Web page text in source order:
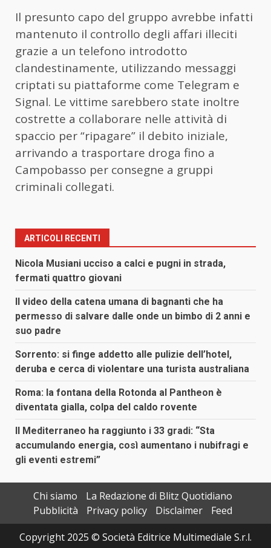
Il presunto capo del gruppo avrebbe infatti
mantenuto il controllo degli affari illeciti
grazie a un telefono introdotto
clandestinamente, utilizzando messaggi
criptati su piattaforme come Telegram e
Signal. Le vittime sarebbero state inoltre
costrette a collaborare nelle attività di
spaccio per “ripagare” il debito iniziale,
arrivando a trasportare droga fino a
Campobasso per consegne a gruppi
criminali collegati.
ARTICOLI RECENTI
Nicola Musiani ucciso a calci e pugni in strada,
fermati quattro giovani
Il video della catena umana di bagnanti che ha
permesso di salvare dalle onde un bimbo di 2 anni e
suo padre
Sorrento: si finge addetto alle pulizie dell’hotel,
deruba e cerca di violentare una turista australiana
Roma: la fontana della Rotonda al Pantheon è
diventata gialla, colpa del caldo rovente
Il Mediterraneo ha raggiunto i 33 gradi: “Sta
accumulando energia, così aumentano i nubifragi e
gli eventi estremi”
Chi siamo
La Redazione di Blitz Quotidiano
Pubblicità
Privacy policy Disclaimer
Feed
Copyright 2025 © Società Editrice Multimediale S.r.l.